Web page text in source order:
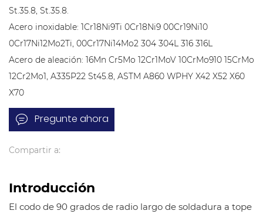
St.35.8, St.35.8.
Acero inoxidable: 1Cr18Ni9Ti 0Cr18Ni9 00Cr19Ni10
0Cr17Ni12Mo2Ti, 00Cr17Ni14Mo2 304 304L 316 316L
Acero de aleación: 16Mn Cr5Mo 12Cr1MoV 10CrMo910 15CrMo
12Cr2Mo1, A335P22 St45.8, ASTM A860 WPHY X42 X52 X60
X70
Estándar: ASME / ANSI B16.9, B16.11, B16.28, JIS B2311, B2312,
B2312, B2316 ASTM A403 MSS SP-43, SP-83, SP-97
Casquillo, Cruz.
Fin: extremo biselado
Superficie: pintura negra / aceite a prueba de herrumbre /
Pregunte ahora
Compartir a:
Introducción
El codo de 90 grados de radio largo de soldadura a tope